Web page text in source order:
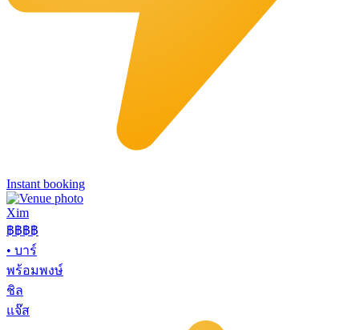
Instant booking
Xim
฿฿฿฿
• บาร์
พร้อมพงษ์
ชิล
แจ๊ส